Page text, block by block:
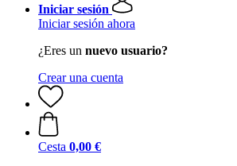
Iniciar sesión
Iniciar sesión ahora
¿Eres un nuevo usuario?
Crear una cuenta
Cesta 0,00 €